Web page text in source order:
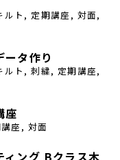
ルト , 定期講座 , 対面,
ータ作り
ルト ,刺繍, 定期講座,
座
座 , 対面
ィング Bクラス木